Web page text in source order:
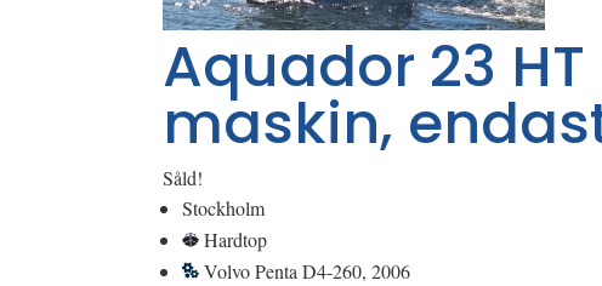
Aquador 23
maskin,
Såld!
Stockholm
Hardtop
Volvo Penta D4-260, 2006